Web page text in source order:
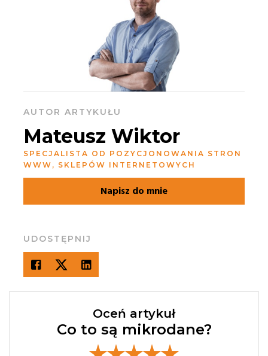
AUTOR ARTYKUŁU
Mateusz Wiktor
SPECJALISTA OD POZYCJONOWANIA STRON
WWW, SKLEPÓW INTERNETOWYCH
Napisz do mnie
UDOSTĘPNIJ
Oceń artykuł
Co to są mikrodane?